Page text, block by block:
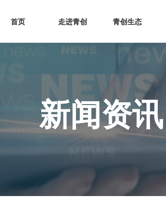
网站首页 走进
首页 走进青创 青创生态
新闻资讯